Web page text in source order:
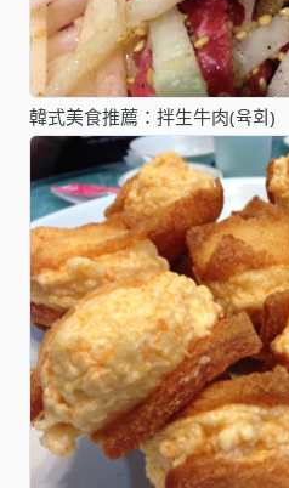
韓式美食推薦：拌生牛肉(육회)